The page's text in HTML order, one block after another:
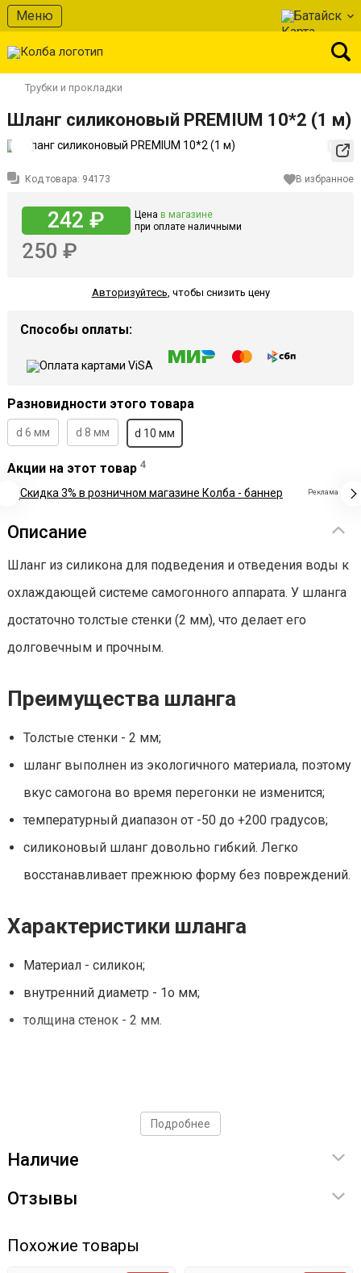
Меню Батайск
Трубки и прокладки
Шланг силиконовый PREMIUM 10*2 (1 м)
Код товара: 94173 В избранное
242 ₽ Цена в магазине
при оплате наличными
250 ₽
Авторизуйтесь, чтобы снизить цену
Способы оплаты:
Разновидности этого товара
d 6 мм d 8 мм d 10 мм
Акции на этот товар 4
Реклама
Описание
Шланг из силикона для подведения и отведения воды к
охлаждающей системе самогонного аппарата. У шланга
достаточно толстые стенки (2 мм), что делает его
долговечным и прочным.
Преимущества шланга
Толстые стенки - 2 мм;
шланг выполнен из экологичного материала, поэтому
вкус самогона во время перегонки не изменится;
температурный диапазон от -50 до +200 градусов;
силиконовый шланг довольно гибкий. Легко
восстанавливает прежнюю форму без повреждений.
Характеристики шланга
Материал - силикон;
внутренний диаметр - 1о мм;
толщина стенок - 2 мм.
Подробнее
Наличие
Отзывы
Похожие товары